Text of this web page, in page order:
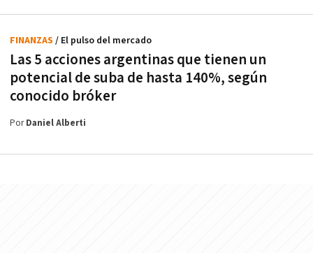
Las 5 acciones argentinas que tienen un
potencial de suba de hasta 140%, según
conocido bróker
FINANZAS / El pulso del mercado
PorDaniel Alberti